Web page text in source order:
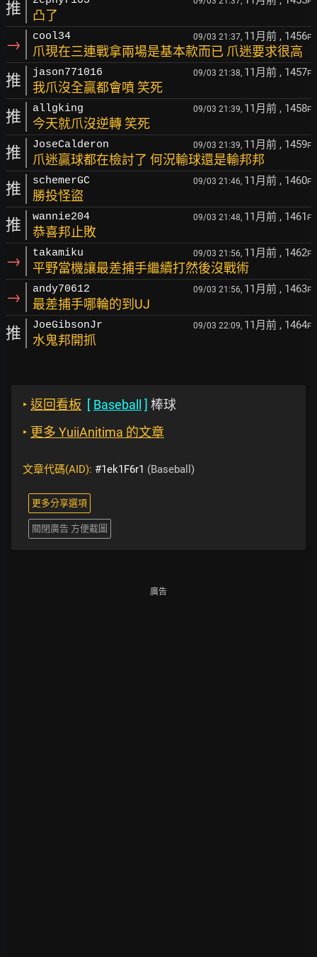
推 凸了
→ cool34 09/03 21:37, 11月前 , 1456F
爪現在三連戰拿兩場是基本款而已 爪迷要求很高
推 jason771016 09/03 21:38, 11月前 , 1457F
我爪沒全贏都會噴 笑死
推 allgking 09/03 21:39, 11月前 , 1458F
今天就爪沒逆轉 笑死
推 JoseCalderon 09/03 21:39, 11月前 , 1459F
爪迷贏球都在檢討了 何況輸球還是輸邦邦
推 schemerGC 09/03 21:46, 11月前 , 1460F
勝投怪盜
推 wannie204 09/03 21:48, 11月前 , 1461 F
恭喜邦止敗
→ takamiku 09/03 21:56, 11月前 , 1462F
平野當機讓最差捕手繼續打然後沒戰術
→ andy70612 09/03 21:56, 11月前 , 1463F
最差捕手哪輪的到UJ
推 JoeGibsonJr 09/03 22:09, 11月前 , 1464F
水鬼邦開抓
‣ 返回看板 [ Baseball ] 棒球
‣ 更多 YuiiAnitima 的文章
文章代碼(AID): #1ek1F6r1 (Baseball)
更多分享選項
關閉廣告 方便截圖
廣告